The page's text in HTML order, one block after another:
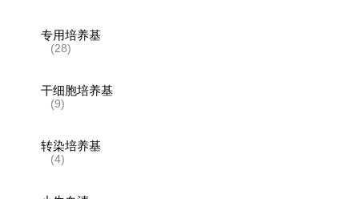
专用培养基
(28)
干细胞培养基
(9)
转染培养基
(4)